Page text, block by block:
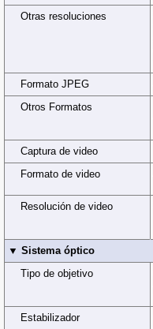
Otras resoluciones
Formato JPEG
Otros Formatos
Captura de video
Formato de video
Resolución de video
▼ Sistema óptico
Tipo de objetivo
Estabilizador